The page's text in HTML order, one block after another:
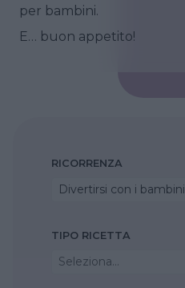
per bambini.
E… buon appetito!
RICORRENZA
Divertirsi con i bambini
TIPO RICETTA
Seleziona...